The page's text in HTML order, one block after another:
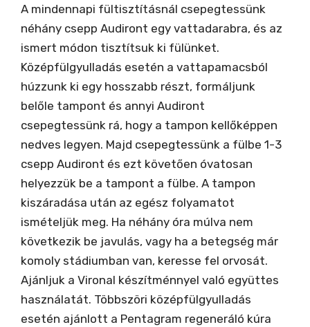
A mindennapi fültisztításnál csepegtessünk
néhány csepp Audiront egy vattadarabra, és az
ismert módon tisztítsuk ki fülünket.
Középfülgyulladás esetén a vattapamacsból
húzzunk ki egy hosszabb részt, formáljunk
belőle tampont és annyi Audiront
csepegtessünk rá, hogy a tampon kellőképpen
nedves legyen. Majd csepegtessünk a fülbe 1-3
csepp Audiront és ezt követően óvatosan
helyezzük be a tampont a fülbe. A tampon
kiszáradása után az egész folyamatot
ismételjük meg. Ha néhány óra múlva nem
következik be javulás, vagy ha a betegség már
komoly stádiumban van, keresse fel orvosát.
Ajánljuk a Vironal készítménnyel való együttes
használatát. Többszöri középfülgyulladás
esetén ajánlott a Pentagram regeneráló kúra